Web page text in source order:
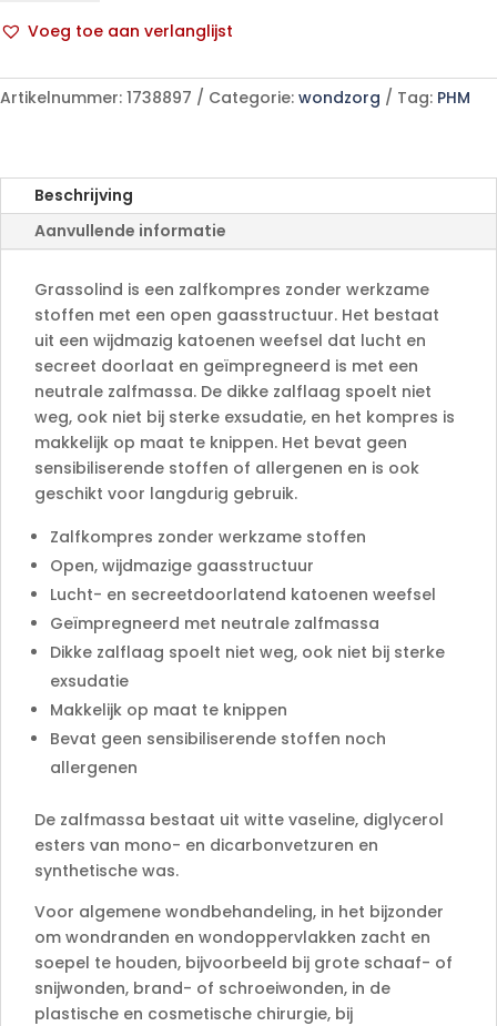
p/s Voeg toe aan verlanglijst
l
t
n
a
Artikelnummer: 1738897 Categorie: wondzorg Tag: PHM
Beschrijving
Aanvullende informatie
Grassolind is een zalfkompres zonder werkzame
stoffen met een open gaasstructuur. Het bestaat
uit een wijdmazig katoenen weefsel dat lucht en
secreet doorlaat en geïmpregneerd is met een
neutrale zalfmassa. De dikke zalflaag spoelt niet
weg, ook niet bij sterke exsudatie, en het kompres is
makkelijk op maat te knippen. Het bevat geen
sensibiliserende stoffen of allergenen en is ook
geschikt voor langdurig gebruik.
Zalfkompres zonder werkzame stoffen
Open, wijdmazige gaasstructuur
Lucht- en secreetdoorlatend katoenen weefsel
Geïmpregneerd met neutrale zalfmassa
Dikke zalflaag spoelt niet weg, ook niet bij sterke
exsudatie
Makkelijk op maat te knippen
Bevat geen sensibiliserende stoffen noch
allergenen
De zalfmassa bestaat uit witte vaseline, diglycerol
esters van mono- en dicarbonvetzuren en
synthetische was.
Voor algemene wondbehandeling, in het bijzonder
om wondranden en wondoppervlakken zacht en
soepel te houden, bijvoorbeeld bij grote schaaf- of
snijwonden, brand- of schroeiwonden, in de
plastische en cosmetische chirurgie, bij